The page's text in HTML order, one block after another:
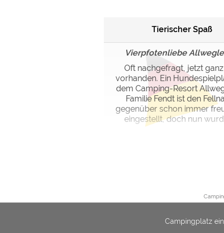
Tierischer Spaß
Vierpfotenliebe
Oft nachgefragt, jetzt
vorhanden. Ein
dem Camping-Resort
Familie Fendt ist den
gegenüber schon immer
eingestellt, doch nun
Campingplatz